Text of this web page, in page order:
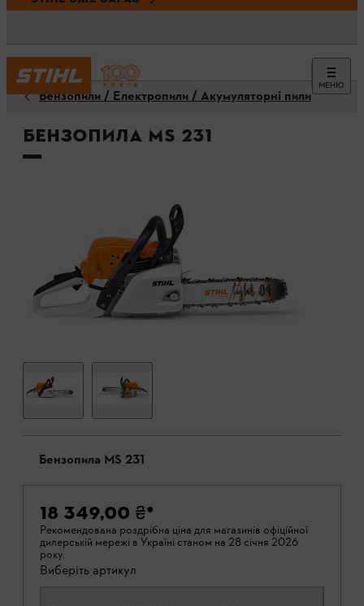
МЕНЮ
Бензопили / Електропили / Акумуляторні пили
Бензопила MS 231
Бензопила MS 231
18 349,00 ₴*
Рекомендована роздрібна ціна для магазинів офіційної
дилерській мережі в Україні станом на 28 січня 2026
року.
Виберіть артикул